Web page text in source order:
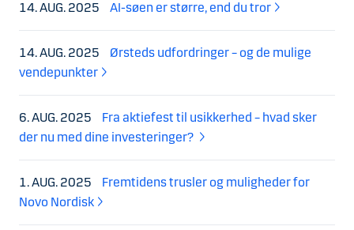
14. AUG. 2025 AI-søen er større, end du tror
14. AUG. 2025
Ørsteds udfordringer – og de mulige
vendepunkter
6. AUG. 2025
Fra aktiefest til usikkerhed – hvad sker
der nu med dine investeringer?
1. AUG. 2025
Fremtidens trusler og muligheder for
Novo Nordisk